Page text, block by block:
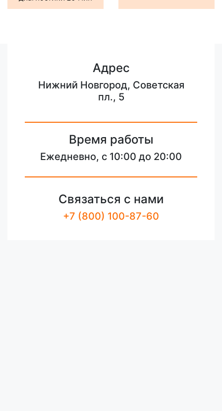
Адрес
Нижний Новгород, Советская
пл., 5
Время работы
Ежедневно, с 10:00 до 20:00
Связаться с нами
+7 (800) 100-87-60